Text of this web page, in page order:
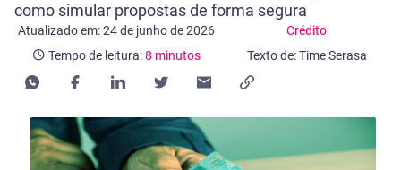
como simular propostas de forma segura
Atualizado em: 24 de junho de 2026 Crédito
Categoria Crédito
Tempo de leitura:8 minutos
Tempo de leitura: 8 minutos
Texto de: Time Serasa